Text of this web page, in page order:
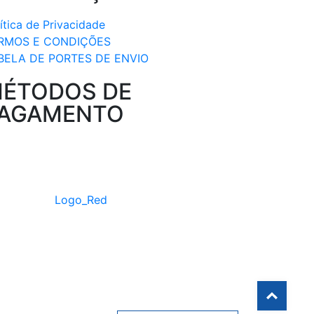
de Privacidade
E CONDIÇÕES
DE PORTES DE ENVIO
DE